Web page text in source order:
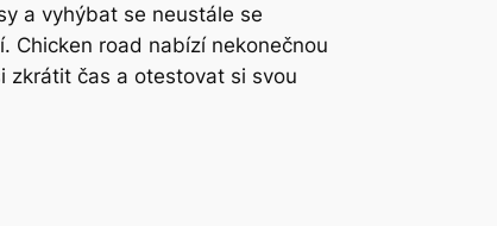
a vyhýbat se neustále se
Chicken road nabízí nekonečnou
zkrátit čas a otestovat si svou